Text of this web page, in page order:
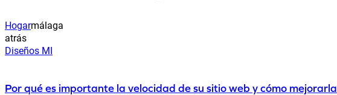
Hogarmálaga
atrás
Diseños MI
Por qué es importante la velocidad de su sitio web y cómo mejorarla